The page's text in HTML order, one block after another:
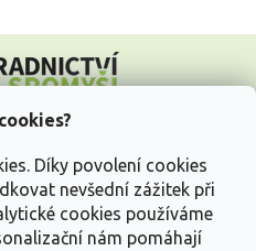
Díky povolení cookies
nevšední zážitek při
cookies používáme
nám pomáhají